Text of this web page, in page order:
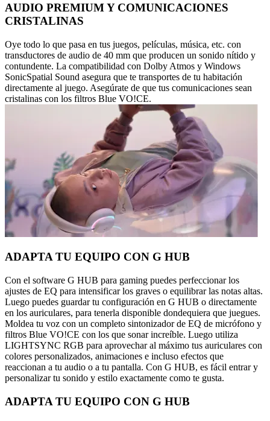
AUDIO PREMIUM Y COMUNICACIONES
CRISTALINAS
Oye todo lo que pasa en tus juegos, películas, música, etc. con
transductores de audio de 40 mm que producen un sonido nítido y
contundente. La compatibilidad con Dolby Atmos y Windows
SonicSpatial Sound asegura que te transportes de tu habitación
directamente al juego. Asegúrate de que tus comunicaciones sean
cristalinas con los filtros Blue VO!CE.
ADAPTA TU EQUIPO CON G HUB
Con el software G HUB para gaming puedes perfeccionar los
ajustes de EQ para intensificar los graves o equilibrar las notas altas.
Luego puedes guardar tu configuración en G HUB o directamente
en los auriculares, para tenerla disponible dondequiera que juegues.
Moldea tu voz con un completo sintonizador de EQ de micrófono y
filtros Blue VO!CE con los que sonar increíble. Luego utiliza
LIGHTSYNC RGB para aprovechar al máximo tus auriculares con
colores personalizados, animaciones e incluso efectos que
reaccionan a tu audio o a tu pantalla. Con G HUB, es fácil entrar y
personalizar tu sonido y estilo exactamente como te gusta.
ADAPTA TU EQUIPO CON G HUB